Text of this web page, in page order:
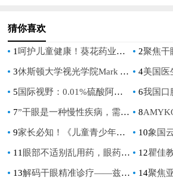
猜你喜欢
1 呵护儿童健康！葵花药业荣获“企业社会责任行业典范奖” 2聚焦干眼“国际
3休斯顿大学视光学院Mark A.Bullimore教授：儿童青少年近视防控，每一个屈光度都重要 4美国医
5 国际视野：0.01%硫酸阿托品滴眼液为中国儿童近视防控提供安全有效的治疗选择 6我国口腔
7”干眼是一种慢性疾病，需要经过系统管理和长期治疗“刘祖国教授谈干眼治疗 8AMYKON
9家长必知！《儿童青少年近视防控白皮书》揭秘近视防控新趋势 10象国云连锁
11 眼部不适别乱用药，眼药水你真的用对了吗？ 12瞿佳教授谈“
13解码干眼精准诊疗——兹润上市五周年暨眼健康病例分享会在全国眼科年会期间盛大举行 14聚焦亚洲干眼